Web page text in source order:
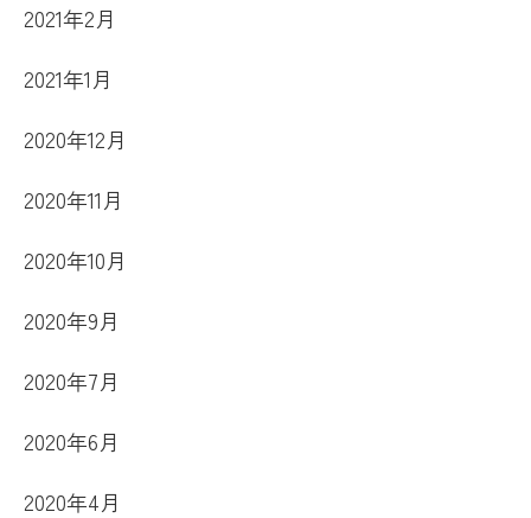
2021年2月
2021年1月
2020年12月
2020年11月
2020年10月
2020年9月
2020年7月
2020年6月
2020年4月